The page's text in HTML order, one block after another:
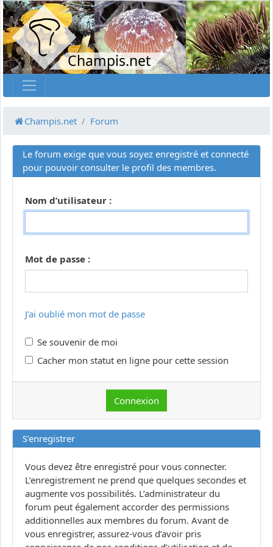
Champis.net
Champis.net Forum
Le forum exige que vous soyez enregistré et connecté
pour pouvoir consulter le profil des membres.
Nom d’utilisateur :
Mot de passe :
J’ai oublié mon mot de passe
Se souvenir de moi
Cacher mon statut en ligne pour cette session
S’enregistrer
Vous devez être enregistré pour vous connecter.
L’enregistrement ne prend que quelques secondes et
augmente vos possibilités. L’administrateur du
forum peut également accorder des permissions
additionnelles aux membres du forum. Avant de
vous enregistrer, assurez-vous d’avoir pris